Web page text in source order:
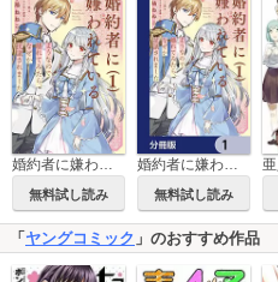
婚約者に嫌われているようなので離れてみたら、なぜか抗議されました
無料試し読み
婚約者に嫌われているようなので離れてみたら、なぜか抗議されました【分冊版】
無料試し読み
「 ヤングコミック 」のおすすめ作品